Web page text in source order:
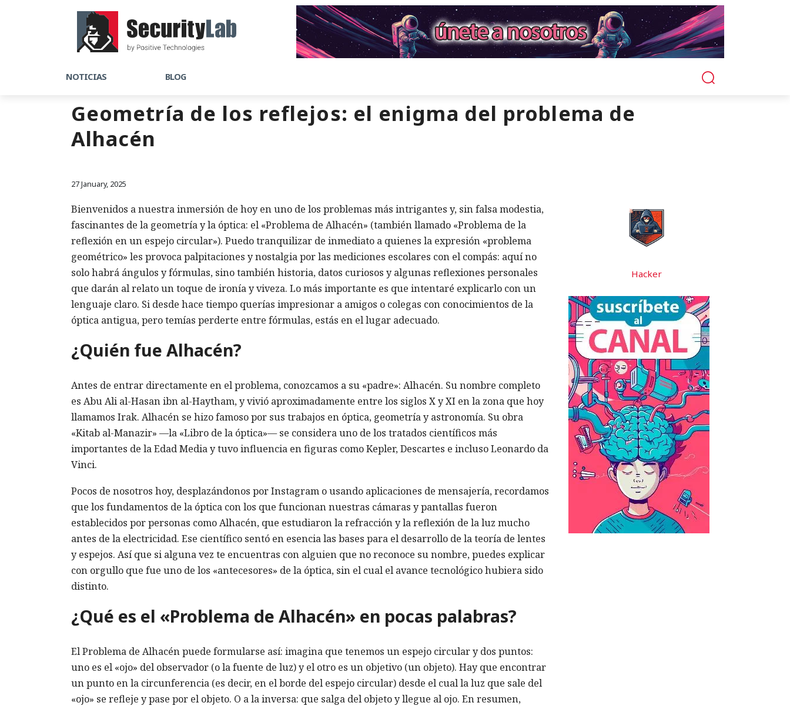
NOTICIAS BLOG
Geometría de los reflejos: el enigma del problema de
Alhacén
27 January, 2025
Bienvenidos a nuestra inmersión de hoy en uno de los problemas más intrigantes y, sin falsa modestia,
fascinantes de la geometría y la óptica: el «Problema de Alhacén» (también llamado «Problema de la
reflexión en un espejo circular»). Puedo tranquilizar de inmediato a quienes la expresión «problema
geométrico» les provoca palpitaciones y nostalgia por las mediciones escolares con el compás: aquí no
solo habrá ángulos y fórmulas, sino también historia, datos curiosos y algunas reflexiones personales
que darán al relato un toque de ironía y viveza. Lo más importante es que intentaré explicarlo con un
lenguaje claro. Si desde hace tiempo querías impresionar a amigos o colegas con conocimientos de la
óptica antigua, pero temías perderte entre fórmulas, estás en el lugar adecuado.
¿Quién fue Alhacén?
Antes de entrar directamente en el problema, conozcamos a su «padre»: Alhacén. Su nombre completo
es Abu Ali al-Hasan ibn al-Haytham, y vivió aproximadamente entre los siglos X y XI en la zona que hoy
llamamos Irak. Alhacén se hizo famoso por sus trabajos en óptica, geometría y astronomía. Su obra
«Kitab al-Manazir» —la «Libro de la óptica»— se considera uno de los tratados científicos más
importantes de la Edad Media y tuvo influencia en figuras como Kepler, Descartes e incluso Leonardo da
Vinci.
Pocos de nosotros hoy, desplazándonos por Instagram o usando aplicaciones de mensajería, recordamos
que los fundamentos de la óptica con los que funcionan nuestras cámaras y pantallas fueron
establecidos por personas como Alhacén, que estudiaron la refracción y la reflexión de la luz mucho
antes de la electricidad. Ese científico sentó en esencia las bases para el desarrollo de la teoría de lentes
y espejos. Así que si alguna vez te encuentras con alguien que no reconoce su nombre, puedes explicar
con orgullo que fue uno de los «antecesores» de la óptica, sin el cual el avance tecnológico hubiera sido
distinto.
¿Qué es el «Problema de Alhacén» en pocas palabras?
El Problema de Alhacén puede formularse así: imagina que tenemos un espejo circular y dos puntos:
uno es el «ojo» del observador (o la fuente de luz) y el otro es un objetivo (un objeto). Hay que encontrar
un punto en la circunferencia (es decir, en el borde del espejo circular) desde el cual la luz que sale del
«ojo» se refleje y pase por el objeto. O a la inversa: que salga del objeto y llegue al ojo. En resumen,
Hacker